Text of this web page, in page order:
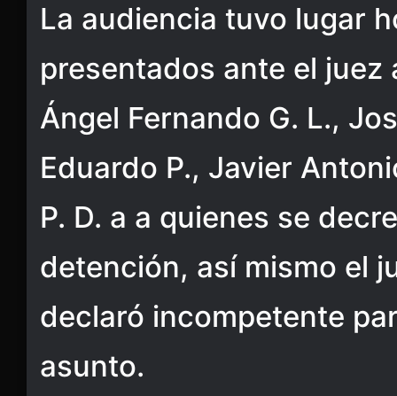
La audiencia tuvo lugar
presentados ante el juez
Ángel Fernando G. L.,
Eduardo P., Javier
P. D. a a quienes se
detención, así mismo el
declaró incompetente
asunto.